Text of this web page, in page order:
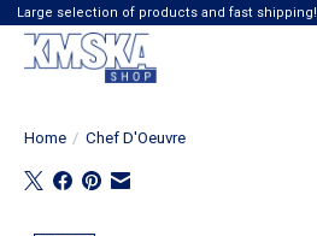
Large selection of products and fast shipping!
Home / Chef D'Oeuvre